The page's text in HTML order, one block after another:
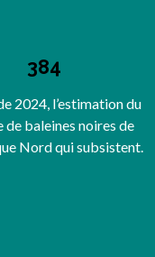
384
2024, l’estimation du
de baleines noires de
Nord qui subsistent.